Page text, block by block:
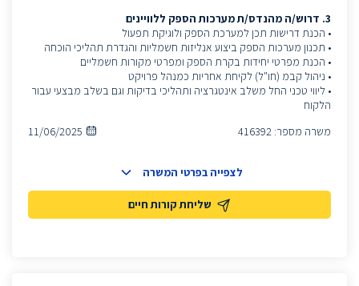
3. דרוש/ה מהנדס/ת מערכות הספק ללוויינים
• הכנת דרישות תכן למערכת הספק ולוגיקת תפעול
• תכנון מערכות הספק ביצוע אנליזות חשמליות והגדרת תהליכי הוכחה
• הכנת מפרטי יחידות בקרת הספק ומפרטי מקורות חשמליים
• ניהול קבמ (חו"ל) לקיחת אחריות כמנהל פרויקט
• ליווי טכני החל משלב אינטגרציה ותהליכי בדיקות וגם בשלב מבצעי עבור
הלקוח
משרה מספר: 416392
11/06/2025
שליחת קורות חיים
לצפייה בפרטי המשרה